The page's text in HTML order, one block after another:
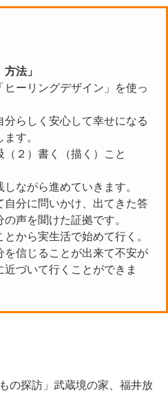
法」
ーリングデザイン」を使っ
らしく安心して幸せになる
す。
２）書く（描く）こと
ながら進めていきます。
自分に問いかけ、出てきた答
声を聞けた証拠です。
から実生活で始めて行く。
信じることが出来て不安が
づいて行くことができま
の探訪」武蔵境の家、福井放